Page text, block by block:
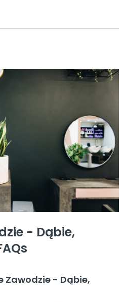
- Dąbie,
Zawodzie - Dąbie,